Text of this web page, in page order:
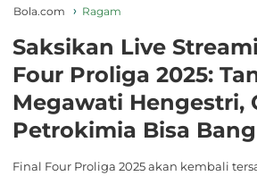
Bola.com Ragam
Saksikan Live
Four Proliga 2025:
Megawati Hengestri,
Petrokimia Bisa
Final Four Proliga 2025 akan kembali